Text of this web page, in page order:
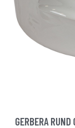
GERBERA RUND